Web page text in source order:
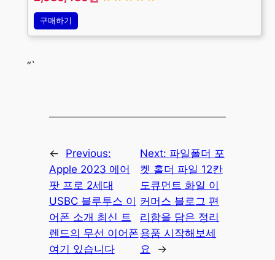
구매하기
“`
←
Previous:
Apple 2023 에어
팟 프로 2세대
USBC 블루투스 이
어폰 소개 최신 트
렌드의 무선 이어폰
여기 있습니다
Next: 파일폴더 포
켓 홀더 파일 12칸
도큐먼트 화일 이
커머스 블로그 편
리함을 담은 정리
용품 시작해보세
요
→